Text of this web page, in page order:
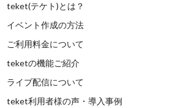
teket(テケト)とは？
イベント作成の方法
ご利用料金について
teketの機能ご紹介
ライブ配信について
teket利用者様の声・導入事例